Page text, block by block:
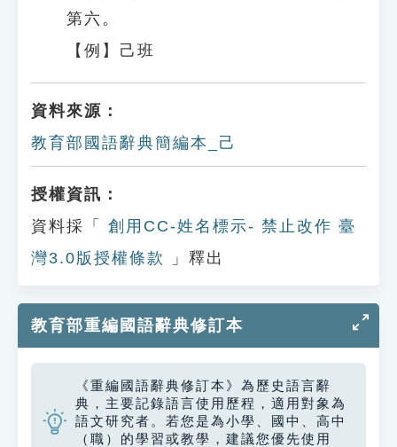
第六。
【例】己班
資料來源：
教育部國語辭典簡編本_己
授權資訊：
資料採「
創用CC-姓名標示- 禁止改作 臺
灣3.0版授權條款
」釋出
教育部重編國語辭典修訂本
《重編國語辭典修訂本》為歷史語言辭
典，主要記錄語言使用歷程，適用對象為
語文研究者。若您是為小學、國中、高中
（職）的學習或教學，建議您優先使用